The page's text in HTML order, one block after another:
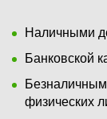
Наличными
Банковской
Безналичным
физических